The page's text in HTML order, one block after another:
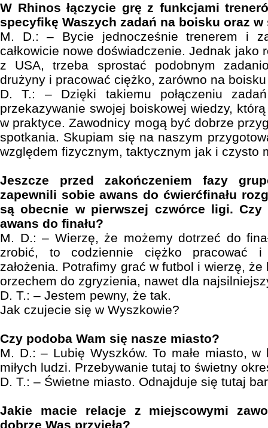
W Rhinos łączycie grę z funkcjami
specyfikę Waszych zadań na boisku oraz
M. D.: – Bycie jednocześnie trenerem i
całkowicie nowe doświadczenie. Jednak jako
z USA, trzeba sprostać podobnym
drużyny i pracować ciężko, zarówno na
D. T.: – Dzięki takiemu połączeniu
przekazywanie swojej boiskowej wiedzy,
w praktyce. Zawodnicy mogą być dobrze
spotkania. Skupiam się na naszym
względem fizycznym, taktycznym jak i czysto
Jeszcze przed zakończeniem fazy
zapewnili sobie awans do ćwierćfinału
są obecnie w pierwszej czwórce ligi.
awans do finału?
M. D.: – Wierzę, że możemy dotrzeć do
zrobić, to codziennie ciężko pracować i
założenia. Potrafimy grać w futbol i wierzę,
orzechem do zgryzienia, nawet dla
D. T.: – Jestem pewny, że tak.
Jak czujecie się w Wyszkowie?
Czy podoba Wam się nasze miasto?
M. D.: – Lubię Wyszków. To małe miasto,
miłych ludzi. Przebywanie tutaj to świetny
D. T.: – Świetne miasto. Odnajduje się tutaj
Jakie macie relacje z miejscowymi
dobrze Was przyjęła?